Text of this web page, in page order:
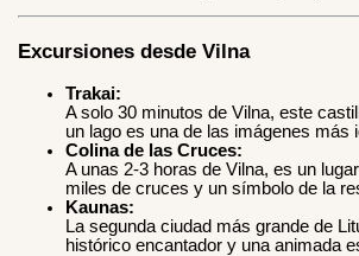
Excursiones desde Vilna
Trakai:
A solo 30 minutos de Vilna, este
un lago es una de las imágenes más
Colina de las Cruces:
A unas 2-3 horas de Vilna, es un
miles de cruces y un símbolo de la
Kaunas:
La segunda ciudad más grande de
histórico encantador y una animada